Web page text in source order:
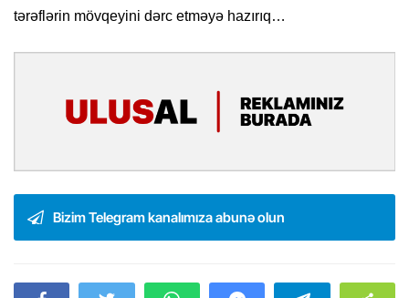
tərəflərin mövqeyini dərc etməyə hazırıq…
Bizim Telegram kanalımıza abunə olun